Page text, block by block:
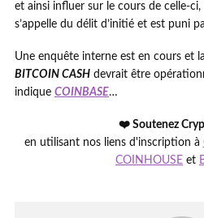
et ainsi influer sur le cours de celle-
s’appelle du délit d’initié et est puni
Une enquête interne est en cours et
BITCOIN CASH devrait être
indique COINBASE…
❤️ Soutenez
en utilisant nos liens d'inscription à
COINHOUSE et